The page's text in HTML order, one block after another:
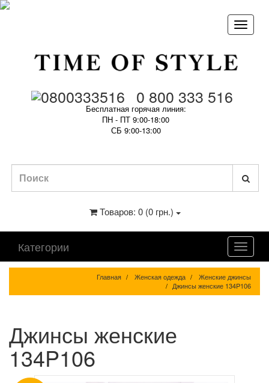
0 800 333 516
Бесплатная горячая линия:
ПН - ПТ 9:00-18:00
СБ 9:00-13:00
Товаров: 0 (0 грн.)
Категории
Главная Женская одежда
Женские джинсы
Джинсы женские 134P106
Джинсы женские
134P106